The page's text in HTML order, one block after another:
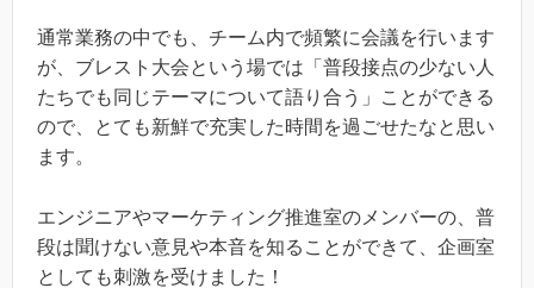
通常業務の中でも、チーム内で頻繁に会議を行います
が、ブレスト大会という場では「普段接点の少ない人
たちでも同じテーマについて語り合う」ことができる
ので、とても新鮮で充実した時間を過ごせたなと思い
ます。
エンジニアやマーケティング推進室のメンバーの、普
段は聞けない意見や本音を知ることができて、企画室
としても刺激を受けました！